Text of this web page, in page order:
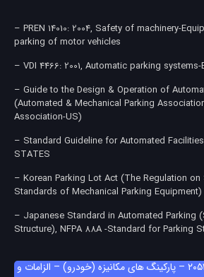
– PREN 14010: 2004, Safety of machinery-
parking of motor vehicles
– VDI 4466: 2001, Automatic parking
– Guide to the Design & Operation of
(Automated & Mechanical Parking
Association-US)
– Standard Guideline for Automated
STATES
– Korean Parking Lot Act (The Regulation
Standards of Mechanical Parking Equipment)
– Japanese Standard in Automated Parking
Structure), NFPA 88A -Standard for Parking
دانلود استاندارد ۲۰۵۳۳ – پارکینگ های مکانیزه (خودرو) – الزامات و